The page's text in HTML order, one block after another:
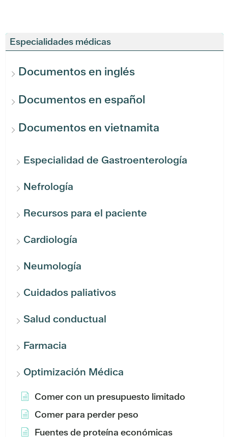
Especialidades médicas
Documentos en inglés
Documentos en español
Documentos en vietnamita
Especialidad de Gastroenterología
Nefrología
Recursos para el paciente
Cardiología
Neumología
Cuidados paliativos
Salud conductual
Farmacia
Optimización Médica
Comer con un presupuesto limitado
Comer para perder peso
Fuentes de proteína económicas